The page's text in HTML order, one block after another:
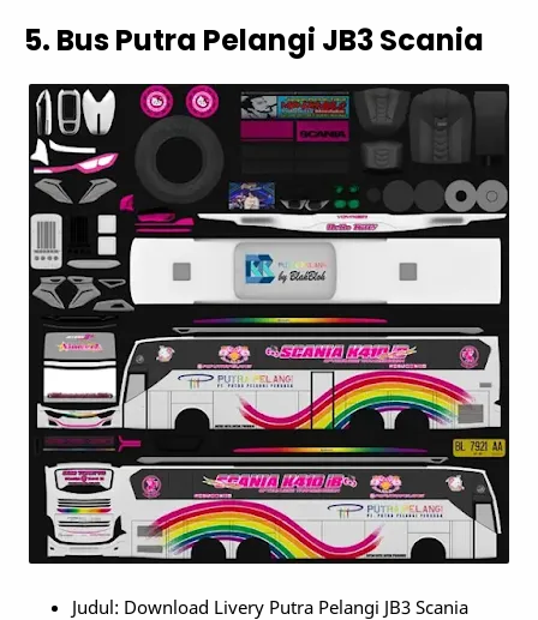
5. Bus Putra Pelangi JB3 Scania
Judul: Download Livery Putra Pelangi JB3 Scania